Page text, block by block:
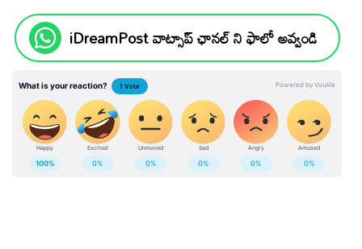
iDreamPost వాట్సాప్ ఛానల్ ని ఫాలో అవ్వండి